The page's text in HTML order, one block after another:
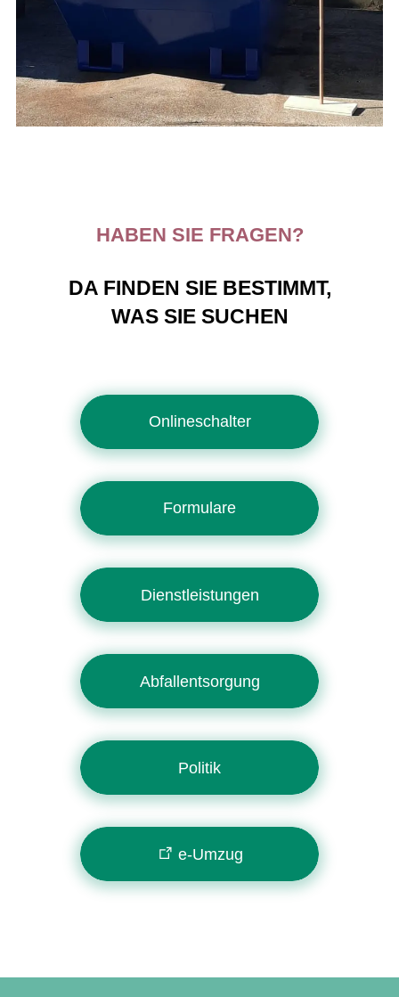
HABEN SIE FRAGEN?
DA FINDEN SIE BESTIMMT,
WAS SIE SUCHEN
Onlineschalter
Formulare
Dienstleistungen
Abfallentsorgung
Politik
e-Umzug